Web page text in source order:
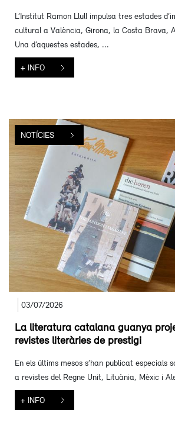
L’Institut Ramon Llull impulsa tres estades
cultural a València, Girona, la Costa Brava,
Una d’aquestes estades, ...
+ INFO
03/07/2026
La literatura catalana guanya
revistes literàries de prestigi
En els últims mesos s’han publicat especials
a revistes del Regne Unit, Lituània, Mèxic i
+ INFO
NOTÍCIES